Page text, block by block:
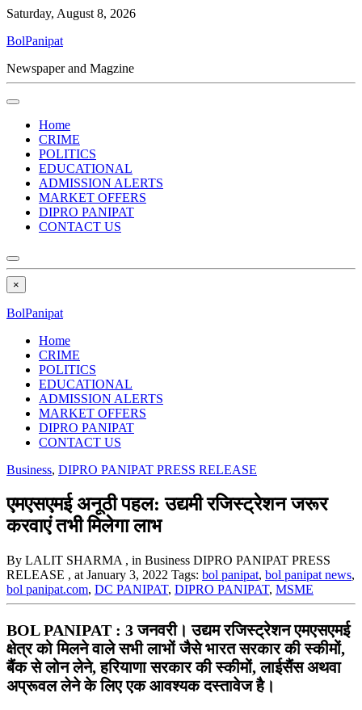
Saturday, August 8, 2026
BolPanipat
Newspaper and Magzine
Home
CRIME
POLITICS
EDUCATIONAL
ADMISSION ALERTS
MARKET OFFERS
DIPRO PANIPAT
CONTACT US
×
BolPanipat
Home
CRIME
POLITICS
EDUCATIONAL
ADMISSION ALERTS
MARKET OFFERS
DIPRO PANIPAT
CONTACT US
Business, DIPRO PANIPAT PRESS RELEASE
एमएसएमई अनूठी पहल: उद्यमी रजिस्ट्रेशन जरूर
करवाएं तभी मिलेगा लाभ
By LALIT SHARMA , in Business DIPRO PANIPAT PRESS
RELEASE , at January 3, 2022 Tags: bol panipat, bol panipat news,
bol panipat.com, DC PANIPAT, DIPRO PANIPAT, MSME
BOL PANIPAT : 3 जनवरी। उद्यम रजिस्ट्रेशन एमएसएमई
क्षेत्र को मिलने वाले सभी लाभों जैसे भारत सरकार की स्कीमों,
बैंक से लोन लेने, हरियाणा सरकार की स्कीमों, लाईसैंस अथवा
अप्रूवल लेने के लिए एक आवश्यक दस्तावेज है।